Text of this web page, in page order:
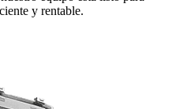
y rentable.